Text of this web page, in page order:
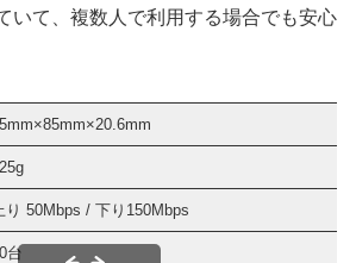
いて、複数人で利用する場合でも安心
り 50Mbps / 下り150Mbps
台